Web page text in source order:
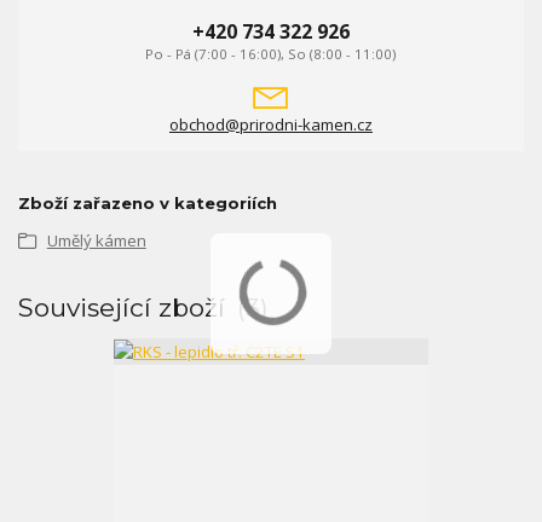
+420 734 322 926
Po - Pá (7:00 - 16:00), So (8:00 - 11:00)
obchod@prirodni-kamen.cz
Zboží zařazeno v kategoriích
Umělý kámen
Související zboží 3